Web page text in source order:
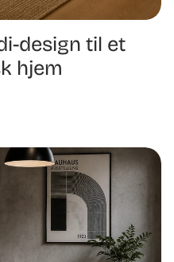
design til et
hjem